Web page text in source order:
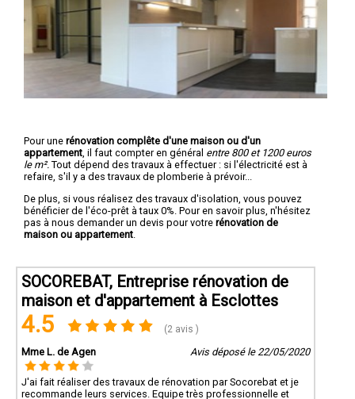
Pour une rénovation complête d'une maison ou d'un
appartement , il faut compter en général entre 800 et 1200 euros
le m². Tout dépend des travaux à effectuer : si l'électricité est à
refaire, s'il y a des travaux de plomberie à prévoir...
De plus, si vous réalisez des travaux d'isolation, vous pouvez
bénéficier de l'éco-prêt à taux 0%. Pour en savoir plus, n'hésitez
pas à nous demander un devis pour votre rénovation de
maison ou appartement
SOCOREBAT, Entreprise rénovation de
maison et d'appartement à Esclottes
4.5 (2 avis )
Mme L. de Agen Avis déposé le 22/05/2020
J'ai fait réaliser des travaux de rénovation par Socorebat et je
recommande leurs services. Equipe très professionnelle et